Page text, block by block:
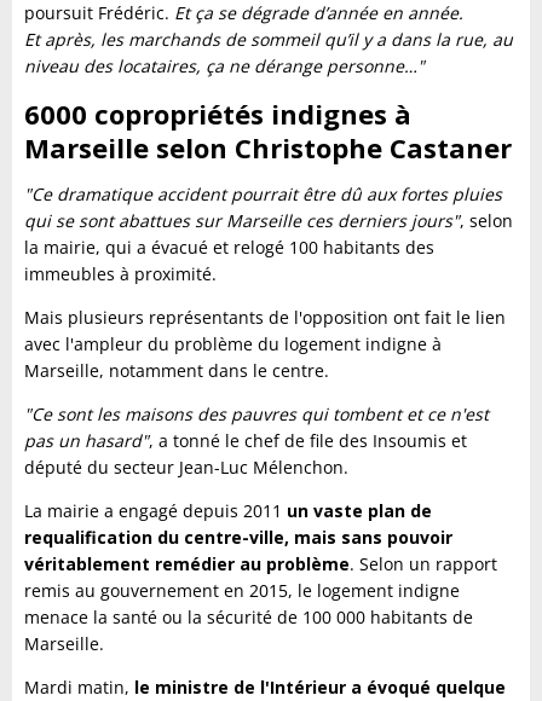
poursuit Frédéric. Et ça se dégrade d’année en année.
Et après, les marchands de sommeil qu’il y a dans la rue, au
niveau des locataires, ça ne dérange personne…"
6000 copropriétés indignes à
Marseille selon Christophe Castaner
"Ce dramatique accident pourrait être dû aux fortes pluies
qui se sont abattues sur Marseille ces derniers jours", selon
la mairie, qui a évacué et relogé 100 habitants des
immeubles à proximité.
Mais plusieurs représentants de l'opposition ont fait le lien
avec l'ampleur du problème du logement indigne à
Marseille, notamment dans le centre.
"Ce sont les maisons des pauvres qui tombent et ce n'est
pas un hasard", a tonné le chef de file des Insoumis et
député du secteur Jean-Luc Mélenchon.
La mairie a engagé depuis 2011 un vaste plan de
requalification du centre-ville, mais sans pouvoir
véritablement remédier au problème. Selon un rapport
remis au gouvernement en 2015, le logement indigne
menace la santé ou la sécurité de 100 000 habitants de
Marseille.
Mardi matin, le ministre de l'Intérieur a évoqué quelque